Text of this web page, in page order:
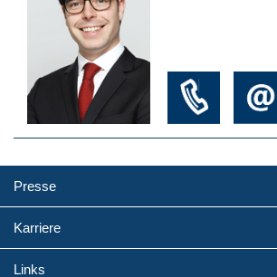
Presse
Karriere
Links